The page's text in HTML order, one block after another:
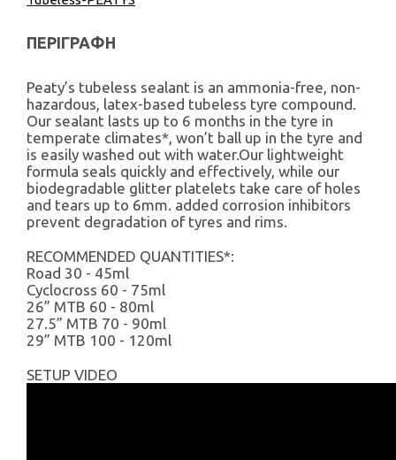
ΠΕΡΙΓΡΑΦΗ
Peaty’s tubeless sealant is an ammonia-free, non-
hazardous, latex-based tubeless tyre compound.
Our sealant lasts up to 6 months in the tyre in
temperate climates*, won’t ball up in the tyre and
is easily washed out with water.Our lightweight
formula seals quickly and effectively, while our
biodegradable glitter platelets take care of holes
and tears up to 6mm. added corrosion inhibitors
prevent degradation of tyres and rims.
RECOMMENDED QUANTITIES*:
Road 30 - 45ml
Cyclocross 60 - 75ml
26” MTB 60 - 80ml
27.5” MTB 70 - 90ml
29” MTB 100 - 120ml
SETUP VIDEO